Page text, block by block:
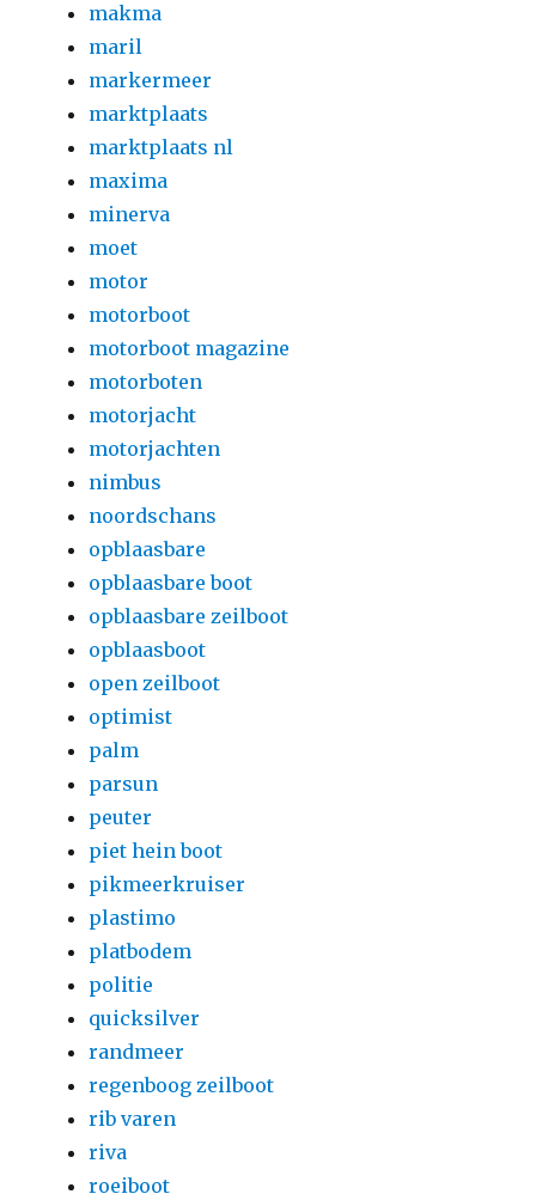
makma
maril
markermeer
marktplaats
marktplaats nl
maxima
minerva
moet
motor
motorboot
motorboot magazine
motorboten
motorjacht
motorjachten
nimbus
noordschans
opblaasbare
opblaasbare boot
opblaasbare zeilboot
opblaasboot
open zeilboot
optimist
palm
parsun
peuter
piet hein boot
pikmeerkruiser
plastimo
platbodem
politie
quicksilver
randmeer
regenboog zeilboot
rib varen
riva
roeiboot